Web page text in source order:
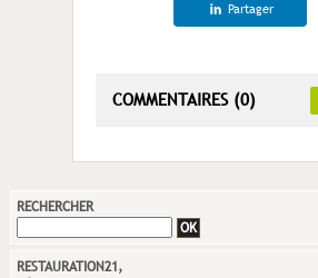
Partager
COMMENTAIRES (0)
RECHERCHER
RESTAURATION21,